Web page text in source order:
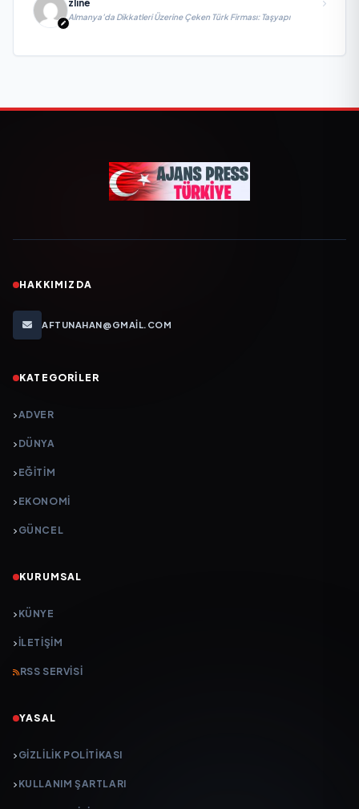
zline
Almanya’da Dikkatleri Üzerine Çeken Türk Firması: Taşyapı
HAKKIMIZDA
AFTUNAHAN@GMAIL.COM
KATEGORILER
ADVER
DÜNYA
EĞİTİM
EKONOMİ
GÜNCEL
KURUMSAL
KÜNYE
İLETIŞIM
RSS SERVISI
YASAL
GIZLILIK POLITIKASI
KULLANIM ŞARTLARI